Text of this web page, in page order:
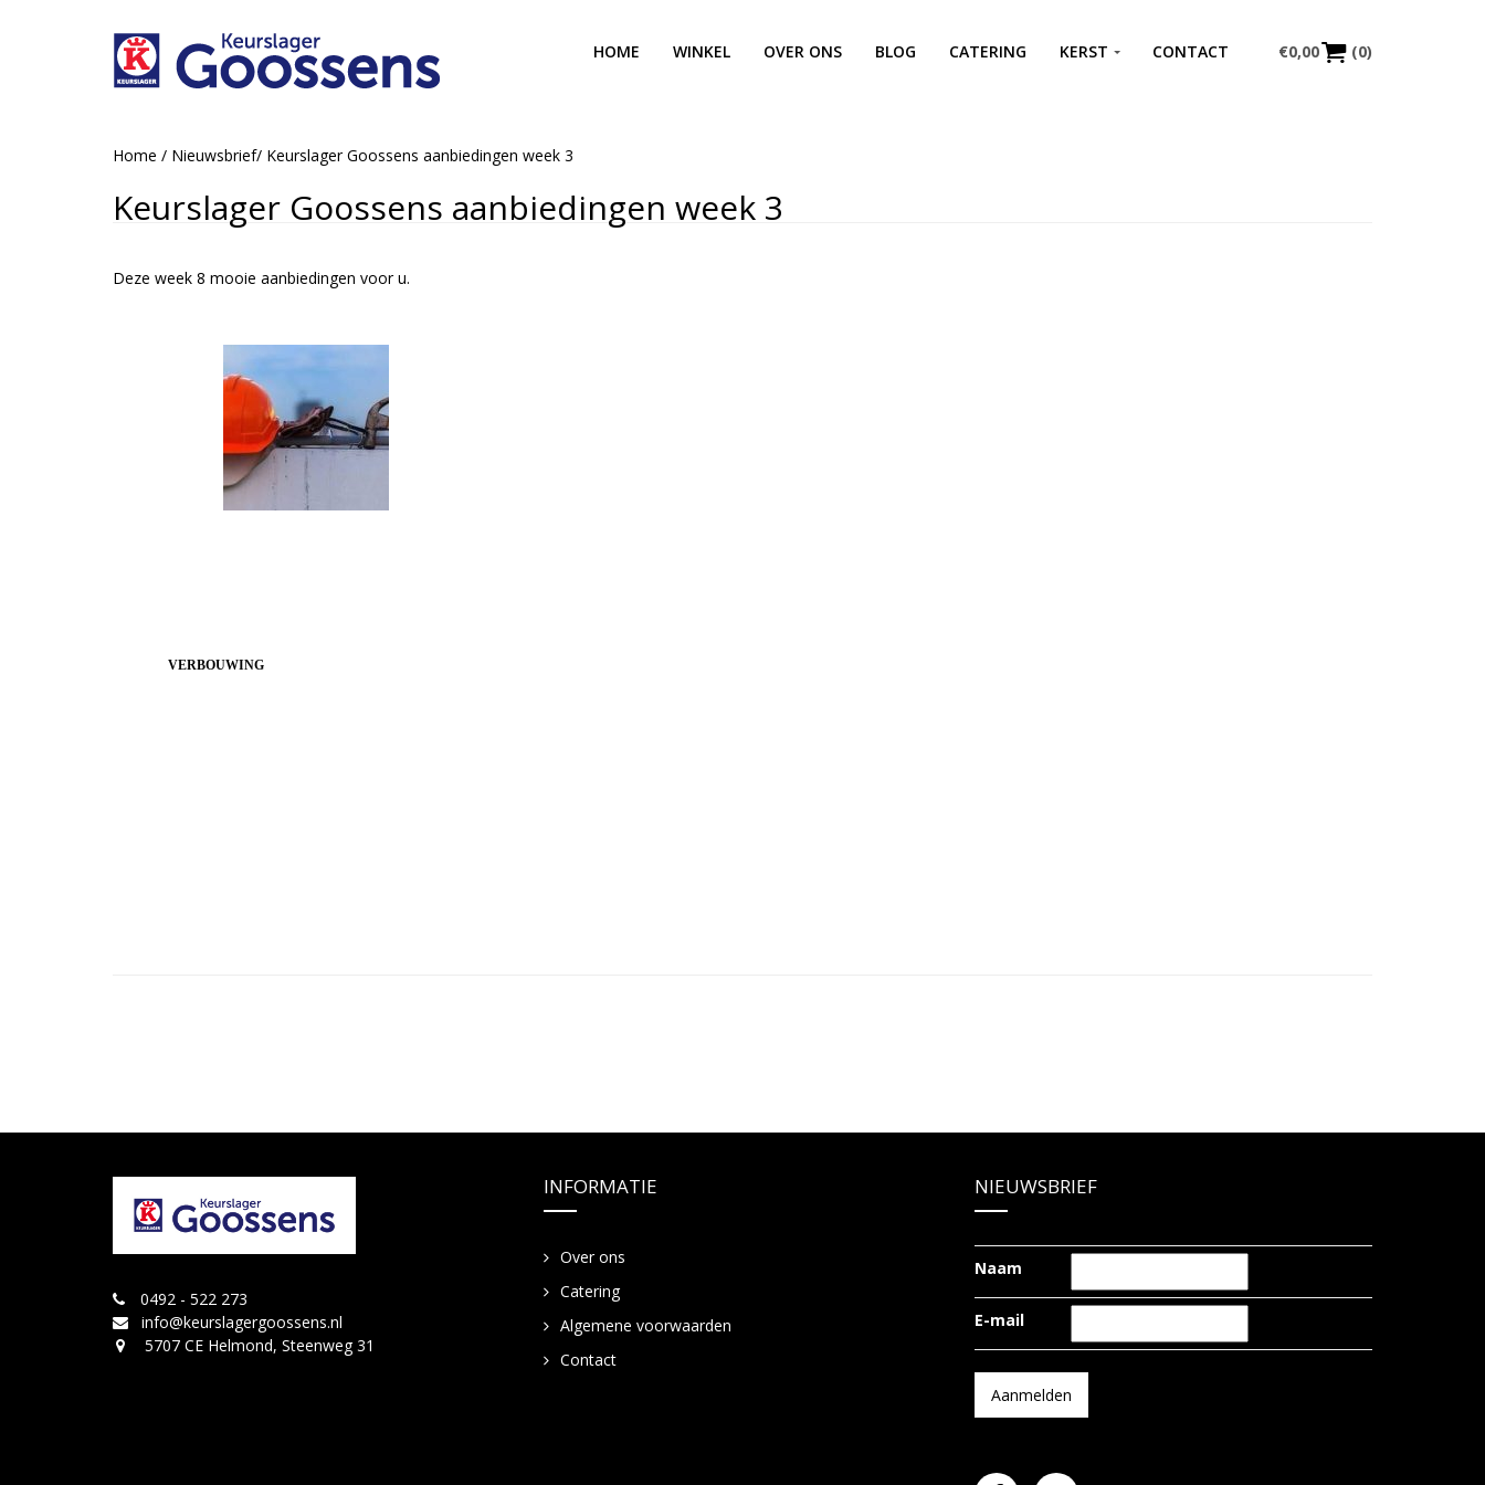
€0,00 (0)
HOME WINKEL OVER ONS BLOG CATERING KERST CONTACT
Home / Nieuwsbrief/ Keurslager Goossens aanbiedingen week 3
Keurslager Goossens aanbiedingen week 3
Deze week 8 mooie aanbiedingen voor u.
VERBOUWING
0492 - 522 273
info@keurslagergoossens.nl
5707 CE Helmond, Steenweg 31
INFORMATIE
Over ons
Catering
Algemene voorwaarden
Contact
NIEUWSBRIEF
Naam
E-mail